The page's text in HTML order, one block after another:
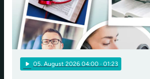
play_arrow 05. August 2026 04:00 · 01:23